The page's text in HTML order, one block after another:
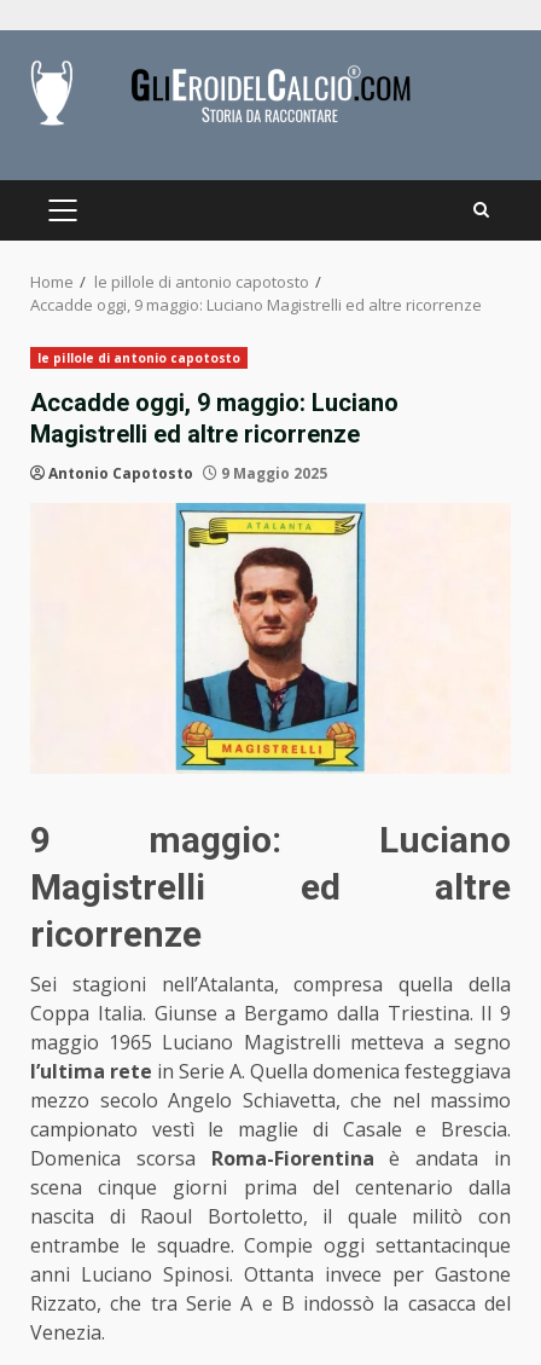
content
PRIMARY
Home
le pillole di antonio capotosto
Accadde oggi, 9 maggio: Luciano Magistrelli ed altre ricorrenze
le pillole di antonio capotosto
Accadde oggi, 9 maggio: Luciano
Magistrelli ed altre ricorrenze
Antonio Capotosto 9 Maggio 2025
9 maggio: Luciano
Magistrelli ed altre
ricorrenze
Sei stagioni nell’Atalanta, compresa quella della
Coppa Italia. Giunse a Bergamo dalla Triestina. Il 9
maggio 1965 Luciano Magistrelli metteva a segno
l’ultima rete in Serie A. Quella domenica festeggiava
mezzo secolo Angelo Schiavetta, che nel massimo
campionato vestì le maglie di Casale e Brescia.
Domenica scorsa Roma-Fiorentina è andata in
scena cinque giorni prima del centenario dalla
nascita di Raoul Bortoletto, il quale militò con
entrambe le squadre. Compie oggi settantacinque
anni Luciano Spinosi. Ottanta invece per Gastone
Rizzato, che tra Serie A e B indossò la casacca del
Venezia.